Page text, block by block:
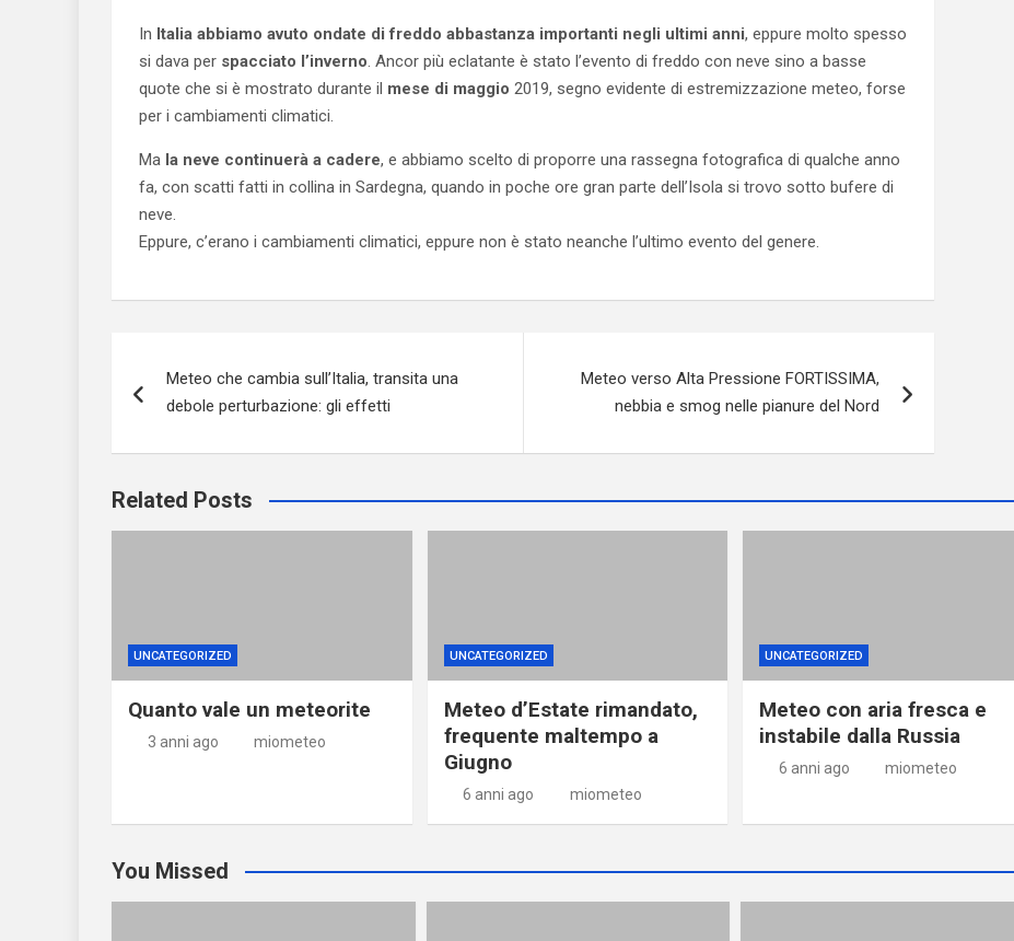
In Italia abbiamo avuto ondate di freddo abbastanza importanti negli ultimi anni, eppure molto spesso
si dava per spacciato l’inverno. Ancor più eclatante è stato l’evento di freddo con neve sino a basse
quote che si è mostrato durante il mese di maggio 2019, segno evidente di estremizzazione meteo, forse
per i cambiamenti climatici.
Ma la neve continuerà a cadere, e abbiamo scelto di proporre una rassegna fotografica di qualche anno
fa, con scatti fatti in collina in Sardegna, quando in poche ore gran parte dell’Isola si trovo sotto bufere di
neve.
Eppure, c’erano i cambiamenti climatici, eppure non è stato neanche l’ultimo evento del genere.
articoli
Meteo che cambia sull’Italia, transita una
debole perturbazione: gli effetti
Meteo verso Alta Pressione FORTISSIMA,
nebbia e smog nelle pianure del Nord
Related Posts
UNCATEGORIZED
Quanto vale un meteorite
3 anni ago miometeo
UNCATEGORIZED
Meteo d’Estate rimandato,
frequente maltempo a
Giugno
6 anni ago miometeo
UNCATEGORIZED
Meteo con aria fresca e
instabile dalla Russia
6 anni ago miometeo
You Missed